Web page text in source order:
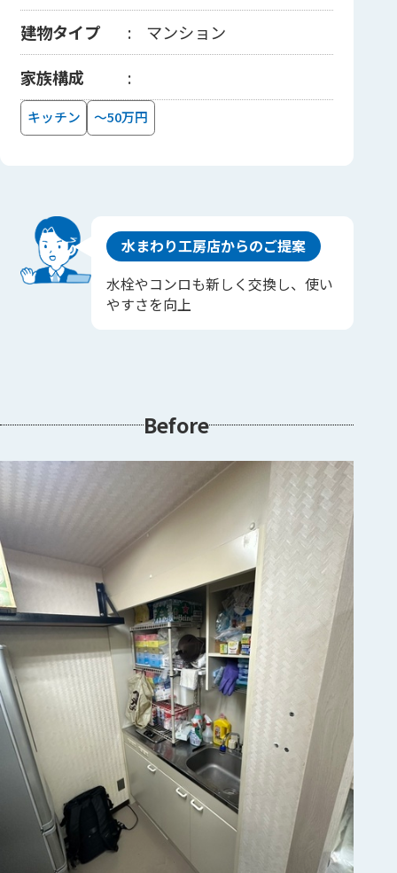
建物タイプ
マンション
家族構成
キッチン ～50万円
水まわり工房店からのご提案
水栓やコンロも新しく交換し、使い
やすさを向上
Before